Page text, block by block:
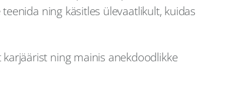
ning käsitles ülevaatlikult, kuidas
ning mainis anekdoodlikke